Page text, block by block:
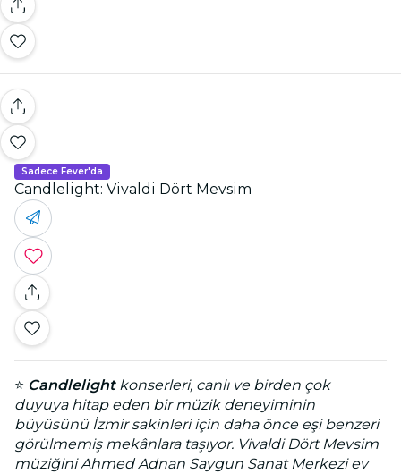
Sadece Fever'da
Candlelight: Vivaldi Dört Mevsim
⭐ Candlelightkonserleri, canlı ve birden çok
duyuya hitap eden bir müzik deneyiminin
büyüsünü İzmir sakinleri için daha önce eşi benzeri
görülmemiş mekânlara taşıyor. Vivaldi Dört Mevsim
müziğini Ahmed Adnan Saygun Sanat Merkezi ev